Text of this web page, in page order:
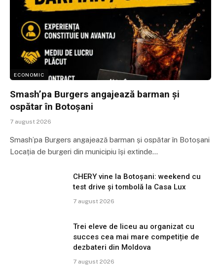
ECONOMIC
Smash’pa Burgers angajează barman și
ospătar în Botoșani
7 august 2026
Smash’pa Burgers angajează barman și ospătar în Botoșani
Locația de burgeri din municipiu își extinde…
CHERY vine la Botoșani: weekend cu
test drive și tombolă la Casa Lux
7 august 2026
Trei eleve de liceu au organizat cu
succes cea mai mare competiție de
dezbateri din Moldova
7 august 2026